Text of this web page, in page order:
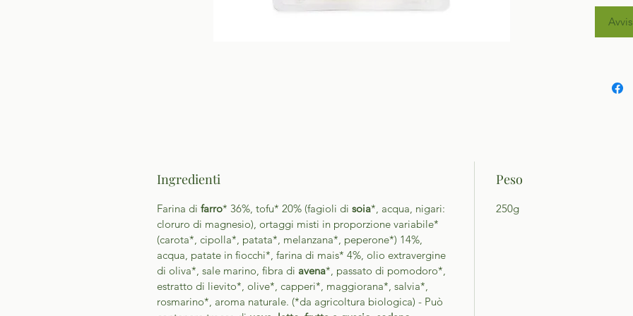
Ingredienti
Farina di farro* 36%, tofu* 20% (fagioli di soia*, acqua, nigari:
cloruro di magnesio), ortaggi misti in proporzione variabile*
(carota*, cipolla*, patata*, melanzana*, peperone*) 14%,
acqua, patate in fiocchi*, farina di mais* 4%, olio extravergine
di oliva*, sale marino, fibra di avena*, passato di pomodoro*,
estratto di lievito*, olive*, capperi*, maggiorana*, salvia*,
rosmarino*, aroma naturale. (*da agricoltura biologica) - Può
Peso
250g